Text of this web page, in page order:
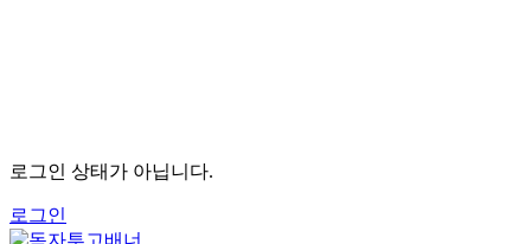
로그인 상태가 아닙니다.
로그인